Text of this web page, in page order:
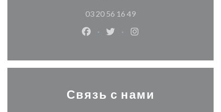
03 20 56 16 49
Facebook ((открывается в новом
Twitter ((открывается в
Instagram
Связь с нами